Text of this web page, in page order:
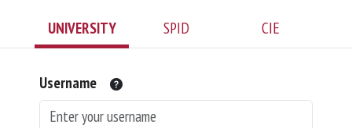
UNIVERSITY SPID CIE
Username